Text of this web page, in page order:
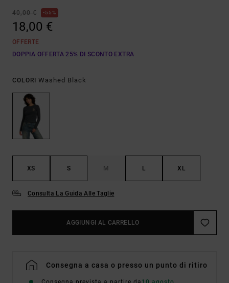
40,00 € 55%
18,00 €
OFFERTE
DOPPIA OFFERTA 25% DI SCONTO EXTRA
COLORI Washed Black
XS S M L XL
Consulta La Guida Alle Taglie
AGGIUNGI AL CARRELLO
Consegna a casa o presso un punto di ritiro